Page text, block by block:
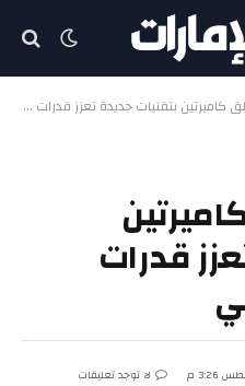
بتقنيات جديدة تعزز قدرات التصوير الاحترافي
قدرات
لا توجد تعليقات